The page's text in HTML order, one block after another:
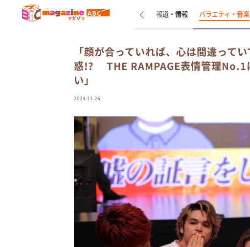
新着 インタビュー 報道・情報 バラエティ・音楽
「顔が合っていれば、心は間違って
惑!? THE RAMPAGE表情管理No.1
い」
2024.11.26